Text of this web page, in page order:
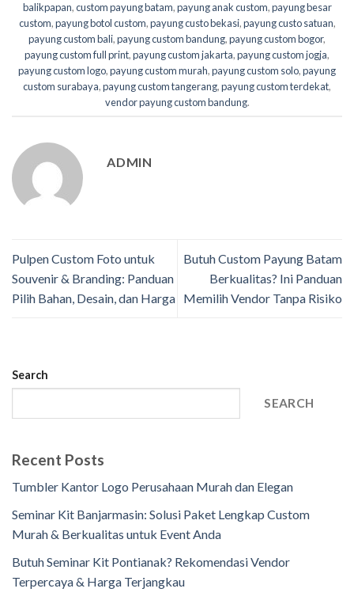
balikpapan,custom payung batam,payung anak custom,payung besar
custom,payung botol custom,payung custo bekasi,payung custo satuan,
payung custom bali,payung custom bandung,payung custom bogor,
payung custom full print,payung custom jakarta,payung custom jogja,
payung custom logo,payung custom murah,payung custom solo,payung
custom surabaya,payung custom tangerang,payung custom terdekat,
vendor payung custom bandung.
ADMIN
Pulpen Custom Foto untuk
Souvenir & Branding: Panduan
Pilih Bahan, Desain, dan Harga
Butuh Custom Payung Batam
Berkualitas? Ini Panduan
Memilih Vendor Tanpa Risiko
Search
SEARCH
Recent Posts
Tumbler Kantor Logo Perusahaan Murah dan Elegan
Seminar Kit Banjarmasin: Solusi Paket Lengkap Custom
Murah & Berkualitas untuk Event Anda
Butuh Seminar Kit Pontianak? Rekomendasi Vendor
Terpercaya & Harga Terjangkau